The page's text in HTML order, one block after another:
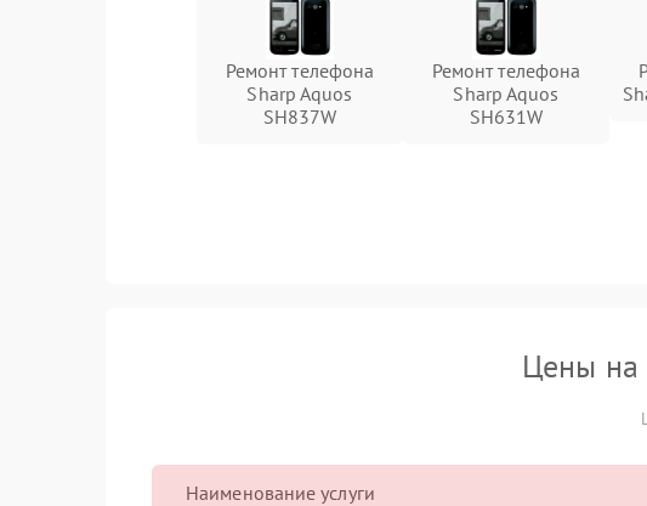
Ремонт телефона
Sharp Aquos
SH837W
Ремонт телефона
Sharp Aquos
SH631W
Цены на
Наименование услуги